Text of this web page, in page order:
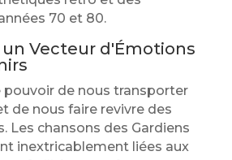
70 et 80.
un Vecteur d'Émotions
pouvoir de nous transporter
de nous faire revivre des
Les chansons des Gardiens
inextricablement liées aux